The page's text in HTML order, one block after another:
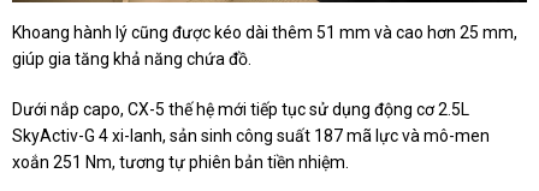
Khoang hành lý cũng được kéo dài thêm 51 mm và cao hơn 25 mm,
giúp gia tăng khả năng chứa đồ.
Dưới nắp capo, CX-5 thế hệ mới tiếp tục sử dụng động cơ 2.5L
SkyActiv-G 4 xi-lanh, sản sinh công suất 187 mã lực và mô-men
xoắn 251 Nm, tương tự phiên bản tiền nhiệm.